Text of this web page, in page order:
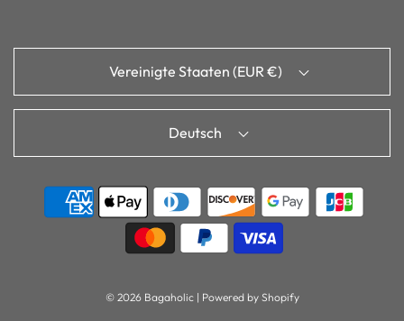
Vereinigte Staaten (EUR €)
Deutsch
© 2026 Bagaholic| Powered by Shopify